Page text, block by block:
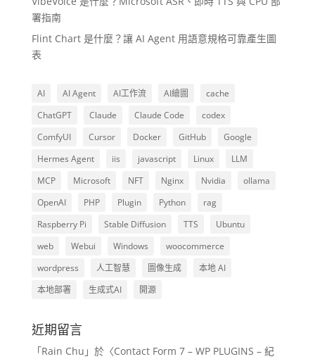
署指南
Flint Chart 是什麼？讓 AI Agent 用語意規格可靠產生圖
表
AI AI Agent AI工作流 AI繪圖
cache
ChatGPT
Claude Claude Code
codex
ComfyUI
Cursor Docker GitHub
Google
Hermes Agent
iis javascript Linux
LLM
MCP
Microsoft NFT Nginx Nvidia
ollama
OpenAI
PHP Plugin Python
rag
Raspberry Pi
Stable Diffusion TTS
Ubuntu
web
Webui Windows
woocommerce
wordpress
人工智慧 圖像生成
本地 AI
本地部署
生成式AI 開源
近期留言
「Rain Chu 」於〈Contact Form 7 – WP PLUGINS – 紀